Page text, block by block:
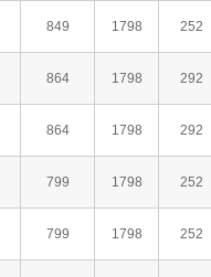
849 1798 252
864 1798 292
864 1798 292
799 1798 252
799 1798 252